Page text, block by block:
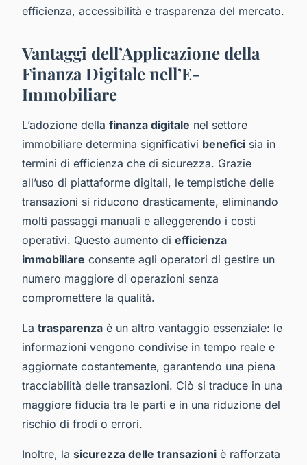
efficienza, accessibilità e trasparenza del mercato.
Vantaggi dell’Applicazione della
Finanza Digitale nell’E-
Immobiliare
L’adozione della finanza digitale nel settore
immobiliare determina significativi benefici sia in
termini di efficienza che di sicurezza. Grazie
all’uso di piattaforme digitali, le tempistiche delle
transazioni si riducono drasticamente, eliminando
molti passaggi manuali e alleggerendo i costi
operativi. Questo aumento di efficienza
immobiliare consente agli operatori di gestire un
numero maggiore di operazioni senza
compromettere la qualità.
La trasparenza è un altro vantaggio essenziale: le
informazioni vengono condivise in tempo reale e
aggiornate costantemente, garantendo una piena
tracciabilità delle transazioni. Ciò si traduce in una
maggiore fiducia tra le parti e in una riduzione del
rischio di frodi o errori.
Inoltre, la sicurezza delle transazioni è rafforzata